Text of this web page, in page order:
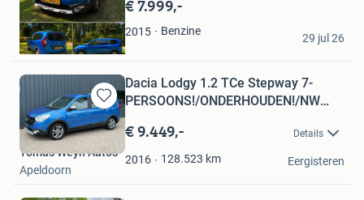
Favorieten€ 7.999,-
2015 Benzine
Lisa Van der worp
Wapenveld
29 jul 26
Bewaren
in
Mijn
Favorieten
Dacia Lodgy 1.2 TCe Stepway 7-
PERSOONS!/ONDERHOUDEN!/NW
€ 9.449,- Details
2016 128.523 km
Tomas Weyn Auto's
Apeldoorn
Eergisteren